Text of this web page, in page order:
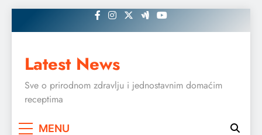
to
Latest News
Sve o prirodnom zdravlju i jednostavnim domaćim
receptima
MENU